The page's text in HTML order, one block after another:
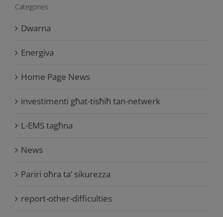
Categories
Dwarna
Energiva
Home Page News
investimenti għat-tisħiħ tan-netwerk
L-EMS tagħna
News
Pariri oħra ta’ sikurezza
report-other-difficulties